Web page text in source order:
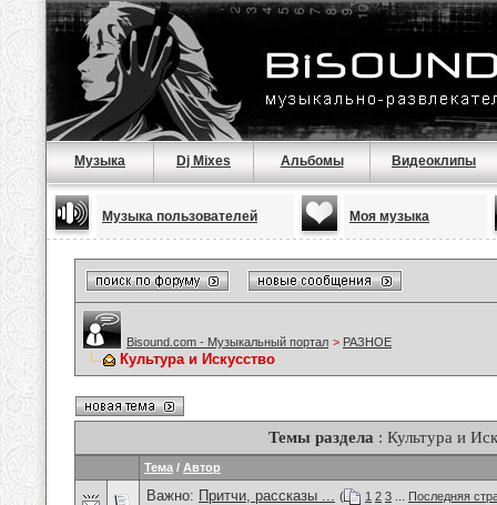
Музыка Dj Mixes Альбомы Видеоклипы
Музыка пользователей Моя музыка
Bisound.com - Музыкальный портал > РАЗНОЕ
Культура и Искусство
Темы раздела : Культура и
Тема / Автор
Важно: Притчи, рассказы ... ( 1 2 3
Последняя